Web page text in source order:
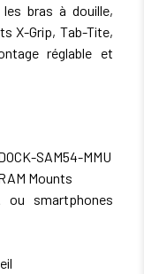
bras à douille,
X-Grip, Tab-Tite,
réglable et
SAM54-MMU
Mounts
smartphones